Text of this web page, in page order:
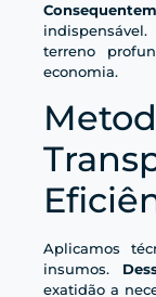
terreno
economia.
Aplicamos
insumos.
exatidão a